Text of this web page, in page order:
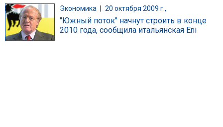
Экономика 20 октября 2009 г.,
"Южный поток" начнут строить в конце
2010 года, сообщила итальянская Eni